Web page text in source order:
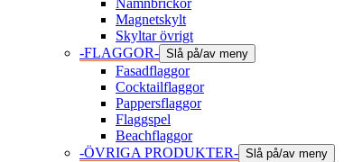
Namnbrickor
Magnetskylt
Skyltar övrigt
-FLAGGOR- Slå på/av meny
Fasadflaggor
Cocktailflaggor
Pappersflaggor
Flaggspel
Beachflaggor
-ÖVRIGA PRODUKTER- Slå på/av meny